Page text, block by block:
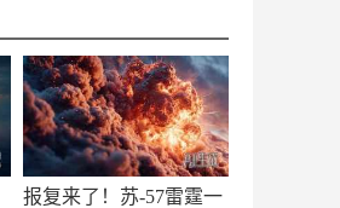
报复来了！苏-57雷霆一